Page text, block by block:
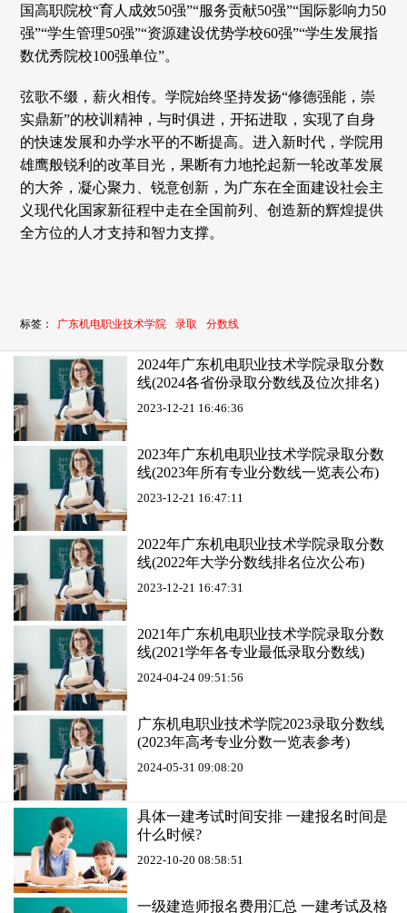
国高职院校“育人成效50强”“服务贡献50强”“国际影响力50
强”“学生管理50强”“资源建设优势学校60强”“学生发展指
数优秀院校100强单位”。
弦歌不缀，薪火相传。学院始终坚持发扬“修德强能，崇
实鼎新”的校训精神，与时俱进，开拓进取，实现了自身
的快速发展和办学水平的不断提高。进入新时代，学院用
雄鹰般锐利的改革目光，果断有力地抡起新一轮改革发展
的大斧，凝心聚力、锐意创新，为广东在全面建设社会主
义现代化国家新征程中走在全国前列、创造新的辉煌提供
全方位的人才支持和智力支撑。
标签： 广东机电职业技术学院 录取 分数线
2024年广东机电职业技术学院录取分数
线(2024各省份录取分数线及位次排名)
2023-12-21 16:46:36
2023年广东机电职业技术学院录取分数
线(2023年所有专业分数线一览表公布)
2023-12-21 16:47:11
2022年广东机电职业技术学院录取分数
线(2022年大学分数线排名位次公布)
2023-12-21 16:47:31
2021年广东机电职业技术学院录取分数
线(2021学年各专业最低录取分数线)
2024-04-24 09:51:56
广东机电职业技术学院2023录取分数线
(2023年高考专业分数一览表参考)
2024-05-31 09:08:20
具体一建考试时间安排 一建报名时间是
什么时候?
2022-10-20 08:58:51
一级建造师报名费用汇总 一建考试及格